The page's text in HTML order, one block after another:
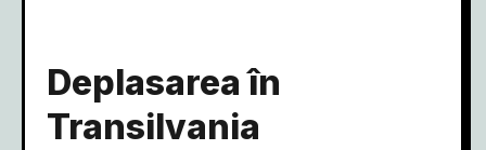
Deplasarea în
Transilvania